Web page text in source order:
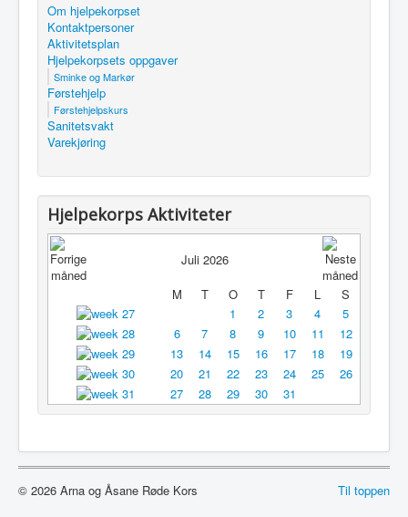
Besøkstjenesten
Kontakt Oss
Linker
Utleie
Om hjelpekorpset
Kontaktpersoner
Aktivitetsplan
Hjelpekorpsets oppgaver
Sminke og Markør
Førstehjelp
Førstehjelpskurs
Sanitetsvakt
Varekjøring
Hjelpekorps Aktiviteter
Juli 2026
M
T O T F L
S
1
2 3 4
5
6
7 8 9 10 11
12
13
14 15 16 17 18
19
20
21 22 23 24 25
26
27
28 29 30 31
Til toppen
© 2026 Arna og Åsane Røde Kors